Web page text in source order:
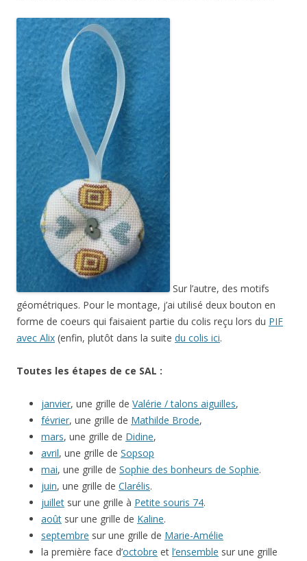
Sur l’autre, des motifs
géométriques. Pour le montage, j’ai utilisé deux bouton en
forme de coeurs qui faisaient partie du colis reçu lors du PIF
avec Alix (enfin, plutôt dans la suite du colis ici.
Toutes les étapes de ce SAL :
janvier, une grille de Valérie / talons aiguilles,
février, une grille de Mathilde Brode,
mars, une grille de Didine,
avril, une grille de Sopsop
mai, une grille de Sophie des bonheurs de Sophie.
juin, une grille de Clarélis.
juillet sur une grille à Petite souris 74.
août sur une grille de Kaline.
septembre sur une grille de Marie-Amélie
la première face d’octobre et l’ensemble sur une grille